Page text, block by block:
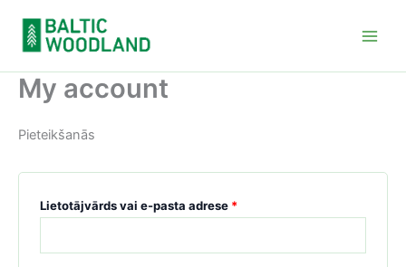
content
My account
Pieteikšanās
Lietotājvārds vai e-pasta adrese *Obligāts